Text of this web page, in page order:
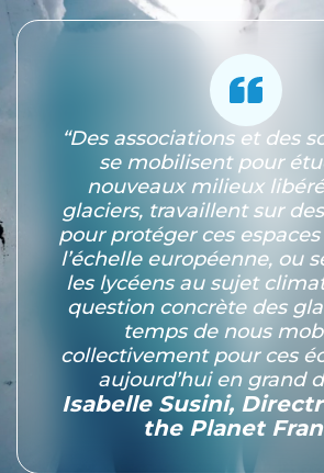
“Des associations et des
se mobilisent pour
nouveaux milieux
glaciers, travaillent sur
pour protéger ces
l’échelle européenne, ou
les lycéens au sujet
question concrète des
temps de nous
collectivement pour ces
aujourd’hui en grand
Isabelle Susini,
the Planet